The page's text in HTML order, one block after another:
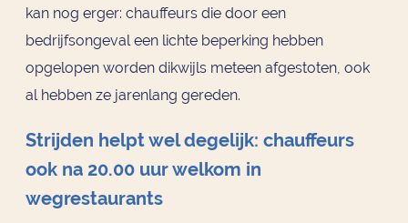
kan nog erger: chauffeurs die door een
bedrijfsongeval een lichte beperking hebben
opgelopen worden dikwijls meteen afgestoten, ook
al hebben ze jarenlang gereden.
Strijden helpt wel degelijk: chauffeurs
ook na 20.00 uur welkom in
wegrestaurants